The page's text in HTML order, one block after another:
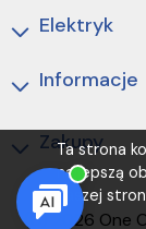
Ta strona
najlepszą
naszej
Elektryk
Informacje
Zakupy
(C) 2026 One